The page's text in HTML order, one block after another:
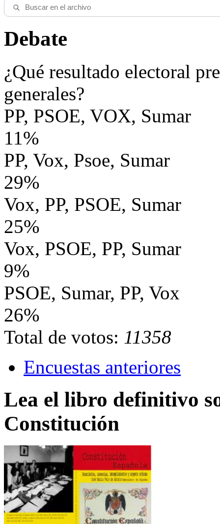
Debate
¿Qué resultado electoral
generales?
PP, PSOE, VOX, Sumar
11%
PP, Vox, Psoe, Sumar
29%
Vox, PP, PSOE, Sumar
25%
Vox, PSOE, PP, Sumar
9%
PSOE, Sumar, PP, Vox
26%
Total de votos: 11358
Encuestas anteriores
Lea el libro definitivo
Constitución